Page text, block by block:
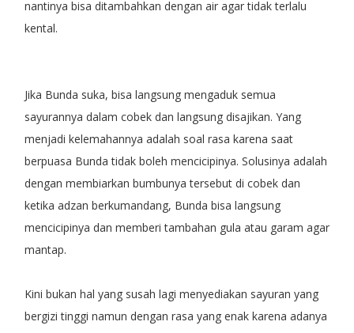
nantinya bisa ditambahkan dengan air agar tidak terlalu
kental.
Jika Bunda suka, bisa langsung mengaduk semua
sayurannya dalam cobek dan langsung disajikan. Yang
menjadi kelemahannya adalah soal rasa karena saat
berpuasa Bunda tidak boleh mencicipinya. Solusinya adalah
dengan membiarkan bumbunya tersebut di cobek dan
ketika adzan berkumandang, Bunda bisa langsung
mencicipinya dan memberi tambahan gula atau garam agar
mantap.
Kini bukan hal yang susah lagi menyediakan sayuran yang
bergizi tinggi namun dengan rasa yang enak karena adanya